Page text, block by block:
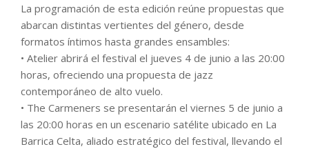
La programación de esta edición reúne propuestas que
abarcan distintas vertientes del género, desde
formatos íntimos hasta grandes ensambles:
• Atelier abrirá el festival el jueves 4 de junio a las 20:00
horas, ofreciendo una propuesta de jazz
contemporáneo de alto vuelo.
• The Carmeners se presentarán el viernes 5 de junio a
las 20:00 horas en un escenario satélite ubicado en La
Barrica Celta, aliado estratégico del festival, llevando el